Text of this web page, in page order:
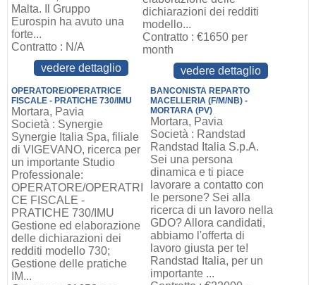
Malta. Il Gruppo
Eurospin ha avuto una
forte...
Contratto : N/A
vedere dettaglio
dichiarazioni dei redditi
modello...
Contratto : €1650 per
month
vedere dettaglio
OPERATORE/OPERATRICE
FISCALE - PRATICHE 730/IMU
Mortara, Pavia
Società : Synergie
Synergie Italia Spa, filiale
di VIGEVANO, ricerca per
un importante Studio
Professionale:
OPERATORE/OPERATRI
CE FISCALE -
PRATICHE 730/IMU
Gestione ed elaborazione
delle dichiarazioni dei
redditi modello 730;
Gestione delle pratiche
IM...
BANCONISTA REPARTO
MACELLERIA (F/M/NB) -
MORTARA (PV)
Mortara, Pavia
Società : Randstad
Randstad Italia S.p.A.
Sei una persona
dinamica e ti piace
lavorare a contatto con
le persone? Sei alla
ricerca di un lavoro nella
GDO? Allora candidati,
abbiamo l'offerta di
lavoro giusta per te!
Randstad Italia, per un
importante ...